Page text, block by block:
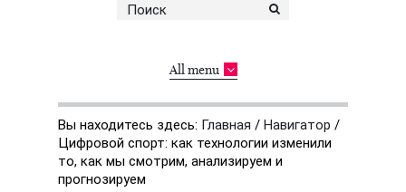
All menu
Вы находитесь здесь: Главная / Навигатор /
Цифровой спорт: как технологии изменили
то, как мы смотрим, анализируем и
прогнозируем